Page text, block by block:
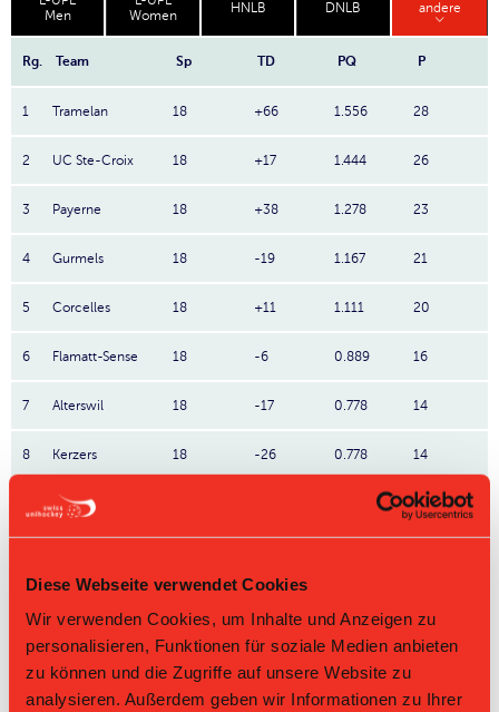
Diese Webseite verwendet Cookies
Wir verwenden Cookies, um Inhalte und Anzeigen zu
personalisieren, Funktionen für soziale Medien anbieten
zu können und die Zugriffe auf unsere Website zu
analysieren. Außerdem geben wir Informationen zu Ihrer
Men
Women
HNLB DNLB andere
Rg. Team Sp TD PQ P
1 Tramelan 18 +66 1.556 28
2 UC Ste-Croix 18 +17 1.444 26
3 Payerne 18 +38 1.278 23
4 Gurmels 18 -19 1.167 21
5 Corcelles 18 +11 1.111 20
6 Flamatt-Sense 18 -6 0.889 16
7 Alterswil 18 -17 0.778 14
8 Kerzers 18 -26 0.778 14
La Chaux-de-
Fonds
13
Direktbegegnungen
Zeit
29.03.2026 12:40
UHC Flamatt-Sense
Unihockey
8:6